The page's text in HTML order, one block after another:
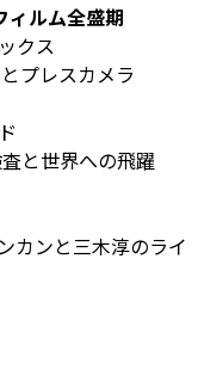
ィルム全盛期
クス
プレスカメラ
と世界への飛躍
ンと三木淳のライ